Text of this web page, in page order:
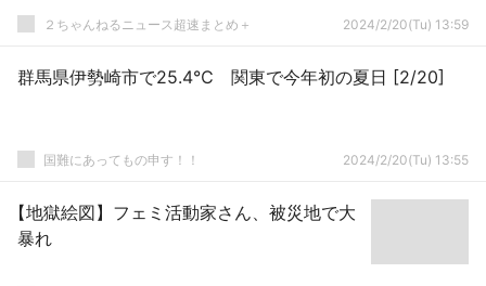
２ちゃんねるニュース超速まとめ＋ 2024/2/20(Tu) 13:59
群馬県伊勢崎市で25.4℃ 関東で今年初の夏日 [2/20]
国難にあってもの申す！！ 2024/2/20(Tu) 13:55
【地獄絵図】フェミ活動家さん、被災地で大
暴れ